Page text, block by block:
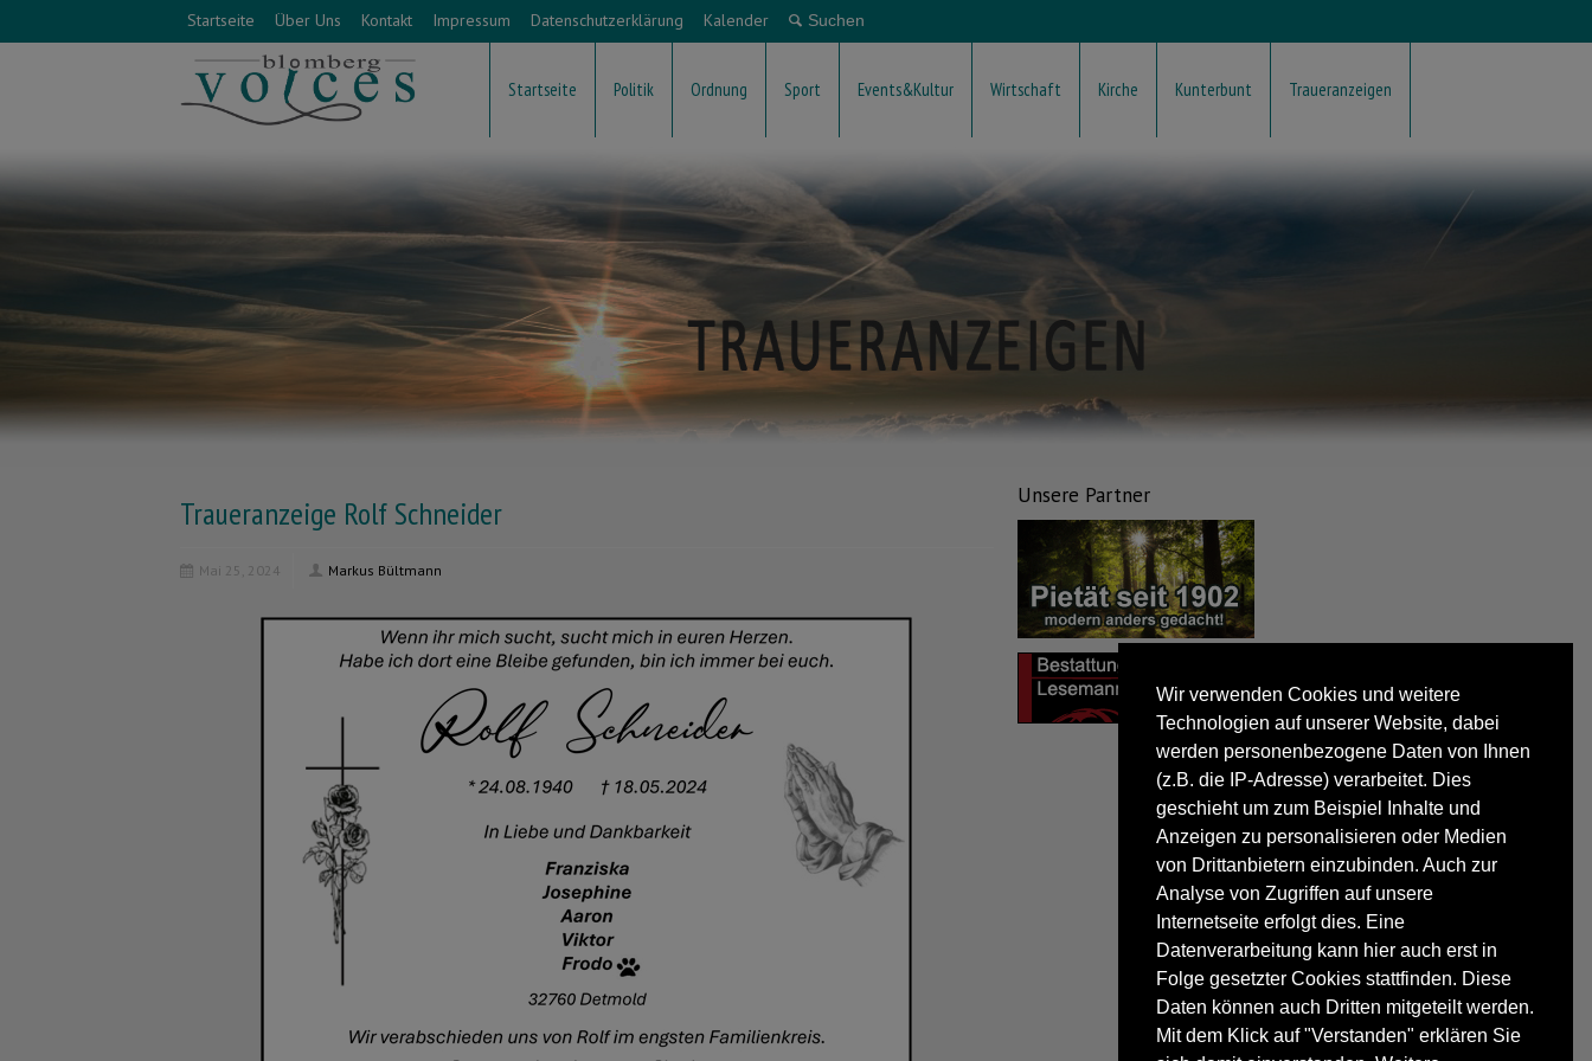
Wir verwenden Cookies und weitere
Technologien auf unserer Website, dabei
werden personenbezogene Daten von Ihnen
(z.B. die IP-Adresse) verarbeitet. Dies
geschieht um zum Beispiel Inhalte und
Anzeigen zu personalisieren oder Medien
von Drittanbietern einzubinden. Auch zur
Analyse von Zugriffen auf unsere
Internetseite erfolgt dies. Eine
Datenverarbeitung kann hier auch erst in
Folge gesetzter Cookies stattfinden. Diese
Daten können auch Dritten mitgeteilt werden.
Mit dem Klick auf "Verstanden" erklären Sie
Startseite Über Uns Kontakt Impressum Datenschutzerklärung Kalender
Startseite Politik Ordnung Sport Events&Kultur Wirtschaft Kirche Kunterbunt Traueranzeigen
Traueranzeige Rolf Schneider
Mai 25, 2024 Markus Bültmann
Unsere Partner